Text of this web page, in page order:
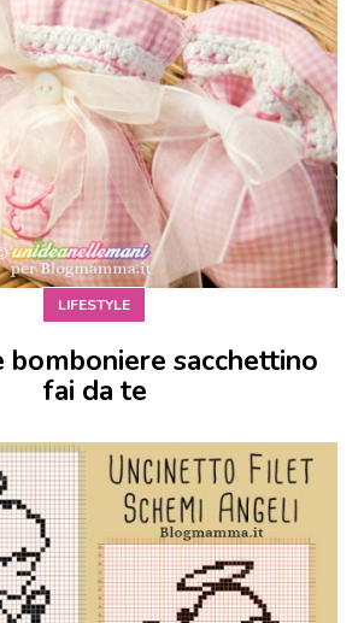
LIFESTYLE
bomboniere sacchettino
fai da te